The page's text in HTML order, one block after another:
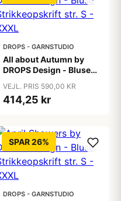
DROPS - GARNSTUDIO
All about Autumn by
DROPS Design - Bluse
XXXL
VEJL. PRIS 590,00 KR
414,25 kr
SPAR 26%
DROPS - GARNSTUDIO